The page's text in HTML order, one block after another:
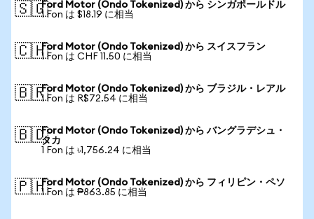
🇸🇬Ford Motor (Ondo Tokenized) から シンガポールドル
1 Fon は $18.19 に相当
🇨🇭Ford Motor (Ondo Tokenized) から スイスフラン
1 Fon は CHF 11.50 に相当
🇧🇷Ford Motor (Ondo Tokenized) から ブラジル・レアル
1 Fon は R$72.54 に相当
🇧🇩Ford Motor (Ondo Tokenized) から バングラデシュ・
タカ
1 Fon は ৳1,756.24 に相当
🇵🇭Ford Motor (Ondo Tokenized) から フィリピン・ペソ
1 Fon は ₱863.85 に相当